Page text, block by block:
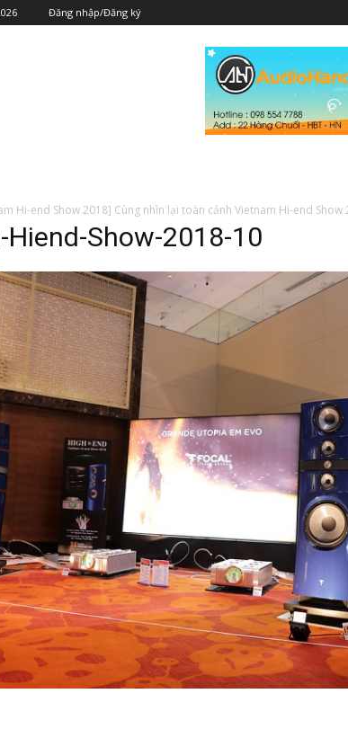
Đăng nhập/Đăng ký
Hi-end Show 2018] Cùng nhìn lại toàn cảnh Vietnam Hi-end Show
Show-2018-10